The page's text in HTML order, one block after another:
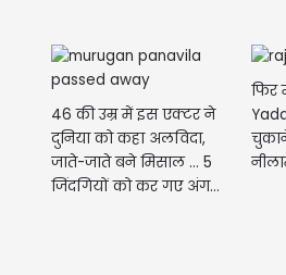
46 की उम्र में इस एक्टर ने
दुनिया को कहा अलविदा,
जाते-जाते बने मिसाल ... 5
जिंदगियों को कर गए अंग...
फिर